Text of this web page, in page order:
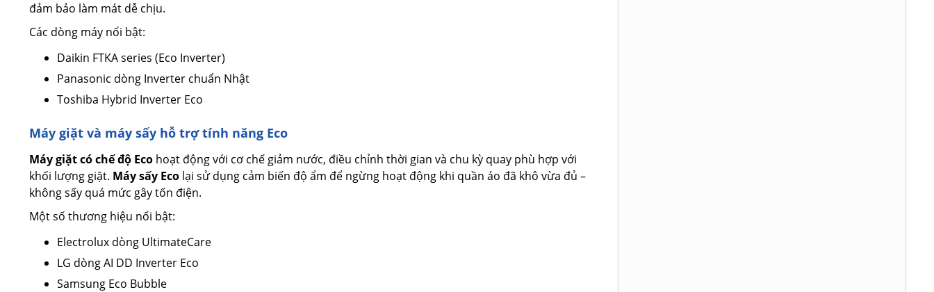
đảm bảo làm mát dễ chịu.
Các dòng máy nổi bật:
Daikin FTKA series (Eco Inverter)
Panasonic dòng Inverter chuẩn Nhật
Toshiba Hybrid Inverter Eco
Máy giặt và máy sấy hỗ trợ tính năng Eco
Máy giặt có chế độ Eco hoạt động với cơ chế giảm nước, điều chỉnh thời gian và chu kỳ quay phù hợp với
khối lượng giặt. Máy sấy Eco lại sử dụng cảm biến độ ẩm để ngừng hoạt động khi quần áo đã khô vừa đủ –
không sấy quá mức gây tốn điện.
Một số thương hiệu nổi bật:
Electrolux dòng UltimateCare
LG dòng AI DD Inverter Eco
Samsung Eco Bubble